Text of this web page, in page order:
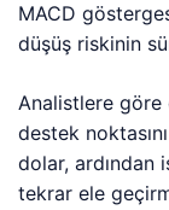
MACD
düşüş riskinin
Analistlere göre
destek
dolar, ardından
tekrar ele